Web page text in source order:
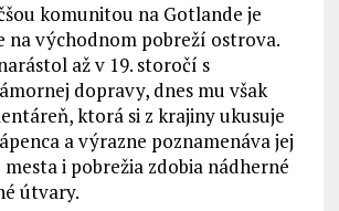
komunitou na Gotlande je
na východnom pobreží ostrova.
až v 19. storočí s
dopravy, dnes mu však
ktorá si z krajiny ukusuje
a výrazne poznamenáva jej
i pobrežia zdobia nádherné
útvary.